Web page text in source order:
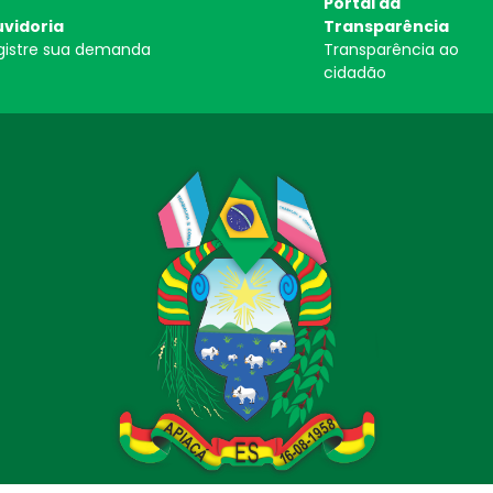
sua demanda
Transparência
Transparência ao
cidadão